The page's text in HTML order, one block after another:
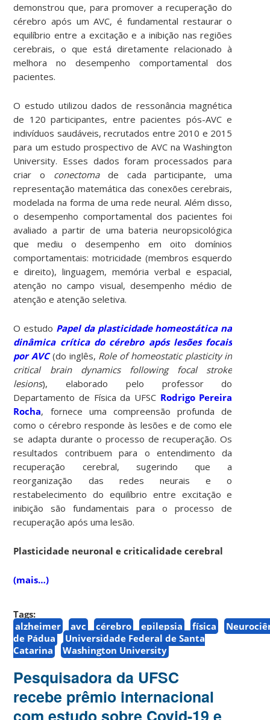
demonstrou que, para promover a recuperação do
cérebro após um AVC, é fundamental restaurar o
equilíbrio entre a excitação e a inibição nas regiões
cerebrais, o que está diretamente relacionado à
melhora no desempenho comportamental dos
pacientes.
O estudo utilizou dados de ressonância magnética
de 120 participantes, entre pacientes pós-AVC e
indivíduos saudáveis, recrutados entre 2010 e 2015
para um estudo prospectivo de AVC na Washington
University. Esses dados foram processados para
criar o conectomade cada participante, uma
representação matemática das conexões cerebrais,
modelada na forma de uma rede neural. Além disso,
o desempenho comportamental dos pacientes foi
avaliado a partir de uma bateria neuropsicológica
que mediu o desempenho em oito domínios
comportamentais: motricidade (membros esquerdo
e direito), linguagem, memória verbal e espacial,
atenção no campo visual, desempenho médio de
atenção e atenção seletiva.
O estudo Papel da plasticidade homeostática na
dinâmica crítica do cérebro após lesões focais
por AVC(do inglês, Role of homeostatic plasticity in
critical brain dynamics following focal stroke
lesions), elaborado pelo professor do
Departamento de Física da UFSC Rodrigo Pereira
Rocha, fornece uma compreensão profunda de
como o cérebro responde às lesões e de como ele
se adapta durante o processo de recuperação. Os
resultados contribuem para o entendimento da
recuperação cerebral, sugerindo que a
reorganização das redes neurais e o
restabelecimento do equilíbrio entre excitação e
inibição são fundamentais para o processo de
recuperação após uma lesão.
Plasticidade neuronal e criticalidade cerebral
(mais…)
Tags:
alzheimer
avc cérebro epilepsia física
de Pádua
Universidade Federal de Santa
Catarina
Washington University
Pesquisadora da UFSC
recebe prêmio internacional
com estudo sobre Covid-19 e